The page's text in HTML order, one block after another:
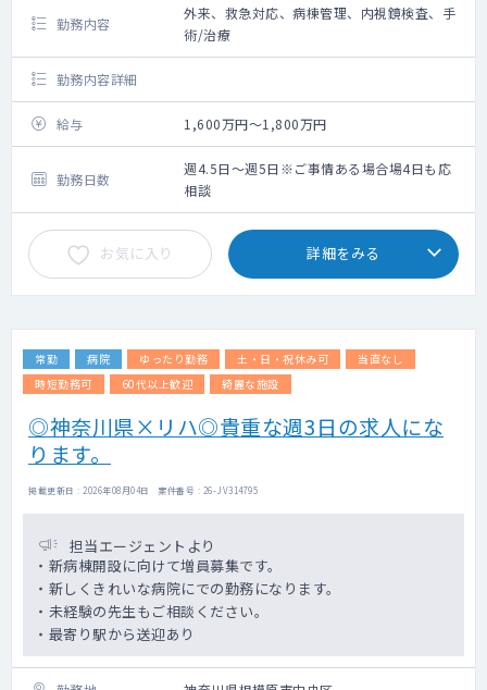
勤務内容
外来、救急対応、病棟管理、内視鏡検査、手
術/治療
勤務内容詳細
給与 1,600万円～1,800万円
勤務日数
週4.5日～週5日※ご事情ある場合場4日も応
相談
お気に入り 詳細をみる
常勤 病院 ゆったり勤務 土・日・祝休み可
当直なし
時短勤務可
60代以上歓迎 綺麗な施設
◎神奈川県×リハ◎貴重な週3日の求人にな
ります。
掲載更新日 : 2026年08月04日 案件番号 : 26-JV314795
担当エージェントより
・新病棟開設に向けて増員募集です。
・新しくきれいな病院にでの勤務になります。
・未経験の先生もご相談ください。
・最寄り駅から送迎あり